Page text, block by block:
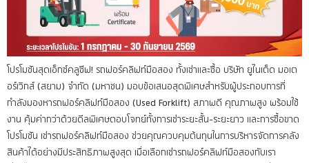
โปรโมชันสุดเอ็กซ์คลูซีฟ! รถฟอร์คลิฟท์มือสอง ทั้งเช่าและซื้อ บริษัท ยูไนเต็ด มอเต
อร์เวิกส์ (สยาม) จำกัด (มหาชน) มอบข้อเสนอสุดพิเศษสำหรับผู้ประกอบการที่
กำลังมองหารถฟอร์คลิฟท์มือสอง (Used Forklift) สภาพดี คุณภาพสูง พร้อมใช้
งาน คุ้มค่ากว่าด้วยดีลพิเศษตอบโจทย์ทั้งการเช่าระยะสั้น-ระยะยาว และการซื้อขาด
โปรโมชัน เช่ารถฟอร์คลิฟท์มือสอง ช่วยคุณควบคุมต้นทุนในการบริหารจัดการคลัง
สินค้าได้อย่างมีประสิทธิภาพสูงสุด เมื่อเลือกเช่ารถฟอร์คลิฟท์มือสองกับเรา